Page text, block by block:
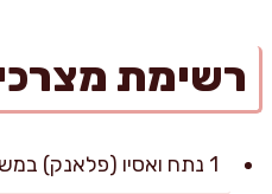
רשימת
1 נתח ואסיו (פלאנק) במשקל 900–1,100 גרם, בעובי 2.5–3.5 ס"מ